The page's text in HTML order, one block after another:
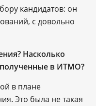
кандидатов: он
с довольно
Насколько
полученные в ИТМО?
в плане
Это была не такая